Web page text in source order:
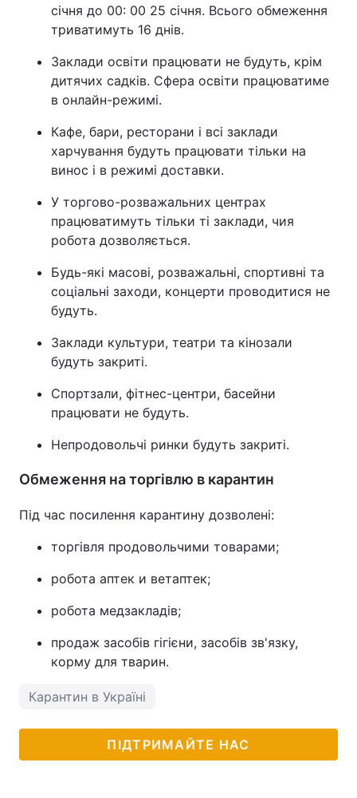
січня до 00: 00 25 січня. Всього обмеження
триватимуть 16 днів.
Заклади освіти працювати не будуть, крім
дитячих садків. Сфера освіти працюватиме
в онлайн-режимі.
Кафе, бари, ресторани і всі заклади
харчування будуть працювати тільки на
винос і в режимі доставки.
У торгово-розважальних центрах
працюватимуть тільки ті заклади, чия
робота дозволяється.
Будь-які масові, розважальні, спортивні та
соціальні заходи, концерти проводитися не
будуть.
Заклади культури, театри та кінозали
будуть закриті.
Спортзали, фітнес-центри, басейни
працювати не будуть.
Непродовольчі ринки будуть закриті.
Обмеження на торгівлю в карантин
Під час посилення карантину дозволені:
торгівля продовольчими товарами;
робота аптек и ветаптек;
робота медзакладів;
продаж засобів гігієни, засобів зв'язку,
корму для тварин.
Карантин в Україні
ПІДТРИМАЙТЕ НАС